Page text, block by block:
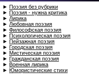
► Поэзия без рубрики
► Поэзия - нужна критика
► Лирика
► Любовная поэзия
► Философская поэзия
► Психологическая поэзия
► Пейзажная поэзия
► Городская поэзия
► Мистическая поэзия
► Гражданская поэзия
► Военная лирика
► Юмористические стихи